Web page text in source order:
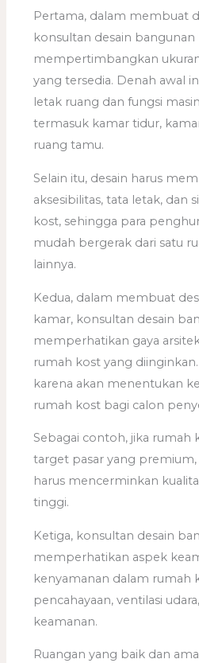
Pertama, dalam membuat
konsultan desain bangunan
mempertimbangkan
yang tersedia. Denah awal
letak ruang dan fungsi
termasuk kamar tidur,
ruang tamu.
Selain itu, desain harus
aksesibilitas, tata letak, dan
kost, sehingga para
mudah bergerak dari satu
lainnya.
Kedua, dalam membuat
kamar, konsultan desain
memperhatikan gaya
rumah kost yang
karena akan menentukan
rumah kost bagi calon
Sebagai contoh, jika rumah
target pasar yang premium,
harus mencerminkan
tinggi.
Ketiga, konsultan desain
memperhatikan aspek
kenyamanan dalam rumah
pencahayaan, ventilasi
keamanan.
Ruangan yang baik dan